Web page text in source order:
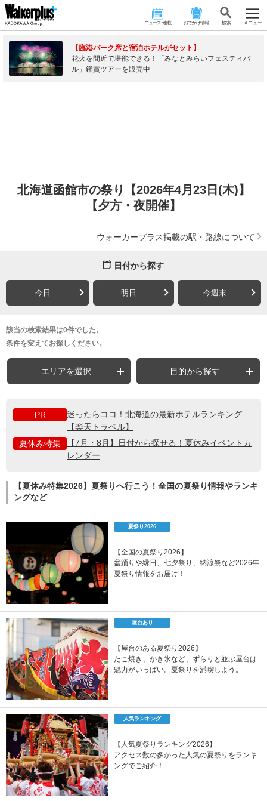
ニュース･連載 おでかけ情報 検 索 メニュー
【臨港パーク席と宿泊ホテルがセット】
花火を間近で堪能できる！「みなとみらいフェスティバ
ル」鑑賞ツアーを販売中
北海道函館市の祭り【2026年4月23日(木)】
【夕方・夜開催】
ウォーカープラス掲載の駅・路線について
日付から探す
今日 明日 今週末
該当の検索結果は0件でした。
条件を変えてお探しください。
エリアを選択 目的から探す
PR
迷ったらココ！北海道の最新ホテルランキング
【楽天トラベル】
夏休み特集
【7月・8月】日付から探せる！夏休みイベントカ
レンダー
【夏休み特集2026】夏祭りへ行こう！全国の夏祭り情報やランキ
ングなど
夏祭り2026
【全国の夏祭り2026】
盆踊りや縁日、七夕祭り、納涼祭など2026年
夏祭り情報をお届け！
屋台あり
【屋台のある夏祭り2026】
たこ焼き、かき氷など、ずらりと並ぶ屋台は
魅力がいっぱい。夏祭りを満喫しよう。
人気ランキング
【人気夏祭りランキング2026】
アクセス数の多かった人気の夏祭りをランキ
ングでご紹介！